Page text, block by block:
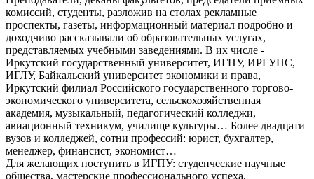
комиссий, студенты, разложив на столах рекламные
проспекты, газеты, информационный материал подробно и
доходчиво рассказывали об образовательных услугах,
представляемых учебными заведениями. В их числе -
Иркутский государственный университет, ИГПУ, ИРГУПС,
ИГЛУ, Байкальский университет экономики и права,
Иркутский филиал Российского государственного торгово-
экономического университета, сельскохозяйственная
академия, музыкальный, педагогический колледжи,
авиационный техникум, училище культуры… Более двадцати
вузов и колледжей, сотни профессий: юрист, бухгалтер,
менеджер, финансист, экономист…
Для желающих поступить в ИГПУ: студенческие научные
общества, мастерские профессионального успеха,